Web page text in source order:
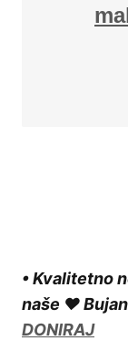
• Kvalitetno
naše ❤️
DONIRAJ